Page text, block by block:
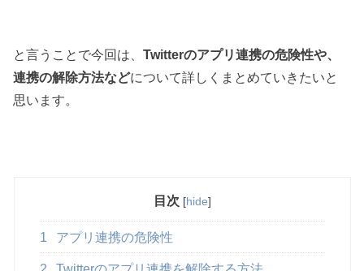
と言うことで今回は、Twitterのアプリ連携の危険性や、
連携の解除方法などについて詳しくまとめていきたいと
思います。
目次 [hide]
1 アプリ連携の危険性